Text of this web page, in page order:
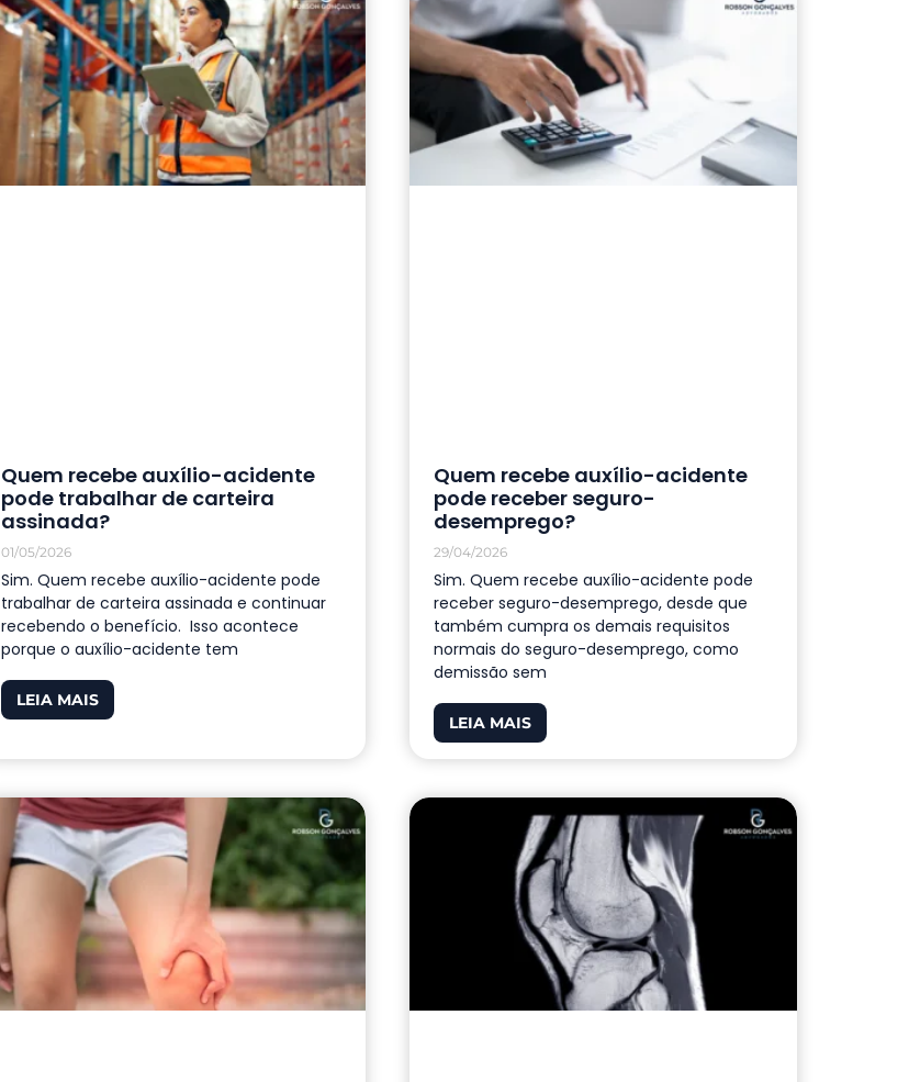
Quem recebe auxílio-acidente
pode trabalhar de carteira
assinada?
01/05/2026
Sim. Quem recebe auxílio-acidente pode
trabalhar de carteira assinada e continuar
recebendo o benefício. Isso acontece
porque o auxílio-acidente tem
LEIA MAIS
Quem recebe auxílio-acidente
pode receber seguro-
desemprego?
29/04/2026
Sim. Quem recebe auxílio-acidente pode
receber seguro-desemprego, desde que
também cumpra os demais requisitos
normais do seguro-desemprego, como
demissão sem
LEIA MAIS